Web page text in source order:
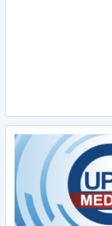
Chestionar angajabilitate
CAR2026
MENIU CANTINA
Proiecte
Proiecte internaționale